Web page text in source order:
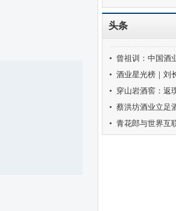
头条
曾祖训：中国酒
着酒业健康发展
酒业星光榜｜刘
酒盛唐的梦想坚
穿山岩酒窖：返
的共情故事
蔡洪坊酒业立足
质精准表达中原
青花郎与世界互